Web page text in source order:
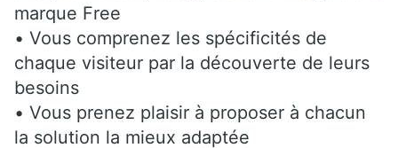
marque Free
• Vous comprenez les spécificités de
chaque visiteur par la découverte de leurs
besoins
• Vous prenez plaisir à proposer à chacun
la solution la mieux adaptée